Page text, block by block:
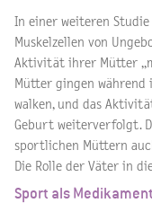
In einer weiteren
Muskelzellen von
Aktivität ihrer Mütter
Mütter gingen während
walken, und das
Geburt weiterverfolgt.
sportlichen Müttern
Die Rolle der Väter in
Sport als Medikament